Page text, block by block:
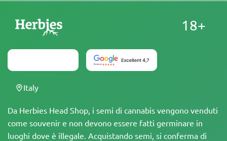
Da Herbies Head Shop, i semi di cannabis vengono venduti
come souvenir e non devono essere fatti germinare in
luoghi dove è illegale. Acquistando semi, si conferma di
18+
Italy